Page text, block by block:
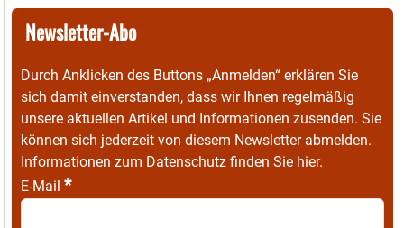
Newsletter-Abo
Durch Anklicken des Buttons „Anmelden“ erklären Sie
sich damit einverstanden, dass wir Ihnen regelmäßig
unsere aktuellen Artikel und Informationen zusenden. Sie
können sich jederzeit von diesem Newsletter abmelden.
Informationen zum Datenschutz finden Sie hier.
E-Mail *